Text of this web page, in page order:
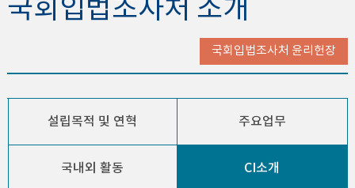
국회입법조사처 소개
국회입법조사처 윤리헌장
설립목적 및 연혁 주요업무
국내외 활동 CI소개